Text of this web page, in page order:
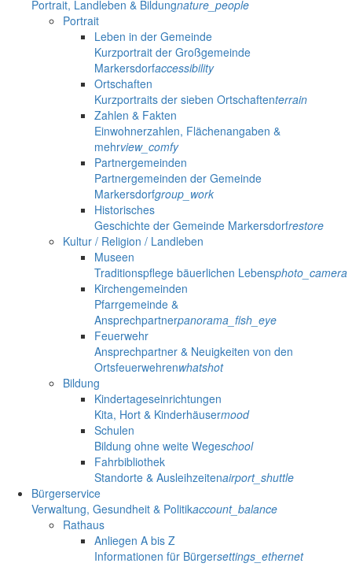
Portrait, Landleben & Bildungnature_people
Portrait
Leben in der Gemeinde
Kurzportrait der Großgemeinde
Markersdorfaccessibility
Ortschaften
Kurzportraits der sieben Ortschaftenterrain
Zahlen & Fakten
Einwohnerzahlen, Flächenangaben &
mehrview_comfy
Partnergemeinden
Partnergemeinden der Gemeinde
Markersdorfgroup_work
Historisches
Geschichte der Gemeinde Markersdorfrestore
Kultur / Religion / Landleben
Museen
Traditionspflege bäuerlichen Lebensphoto_camera
Kirchengemeinden
Pfarrgemeinde &
Ansprechpartnerpanorama_fish_eye
Feuerwehr
Ansprechpartner & Neuigkeiten von den
Ortsfeuerwehrenwhatshot
Bildung
Kindertageseinrichtungen
Kita, Hort & Kinderhäusermood
Schulen
Bildung ohne weite Wegeschool
Fahrbibliothek
Standorte & Ausleihzeitenairport_shuttle
Bürgerservice
Verwaltung, Gesundheit & Politikaccount_balance
Rathaus
Anliegen A bis Z
Informationen für Bürgersettings_ethernet